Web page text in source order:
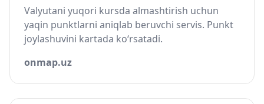
Valyutani yuqori kursda almashtirish uchun
yaqin punktlarni aniqlab beruvchi servis. Punkt
joylashuvini kartada ko‘rsatadi.
onmap.uz